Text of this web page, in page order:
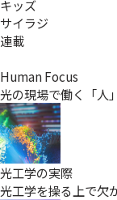
キッズ
サイラジ
連載
Human Focus
光の現場で働く「人
光工学の実際
光工学を操る上で欠